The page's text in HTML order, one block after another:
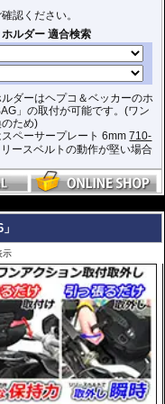
を付けたままでも簡単に開け
のストラップを引くだけ。給
。タンクとタンクバッグのク
をあらかじめご確認の上お求
認ください。
ダーはヘプコ＆ベッカーのホ
」の取付が可能です。(ワン
ため)
ペーサープレート 6mm710-
ースベルトの動作が堅い場合
示